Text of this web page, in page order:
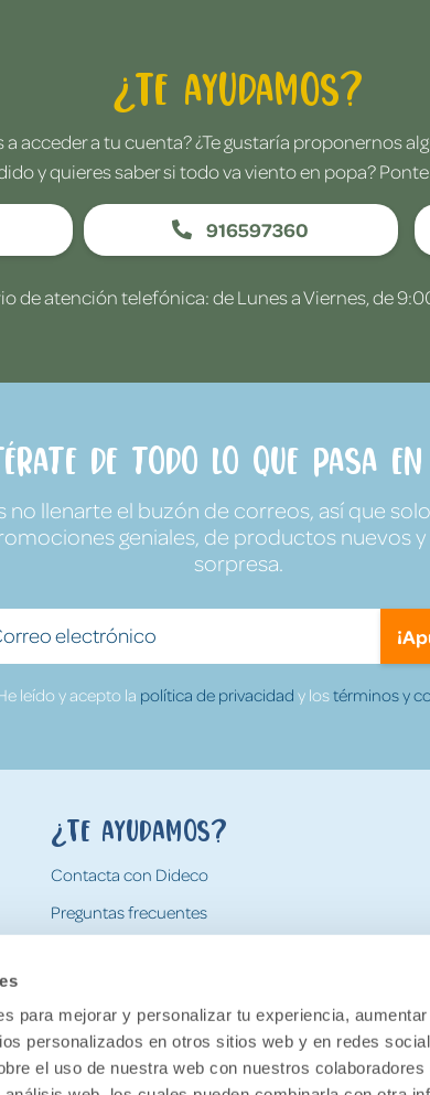
para mejorar y personalizar tu experiencia,
personalizados en otros sitios web y en redes
el uso de nuestra web con nuestros colaboradores
¿Te ayudamos?
acceder a tu cuenta? ¿Te gustaría proponernos
y quieres saber si todo va viento en popa?
916597360
de atención telefónica: de Lunes a Viernes, de
de todo lo que pasa en
llenarte el buzón de correos, así que
geniales, de productos nuevos
sorpresa.
leído y acepto la política de privacidad y lostérminos y
¿Te ayudamos?
Contacta con Dideco
Preguntas frecuentes
Devoluciones